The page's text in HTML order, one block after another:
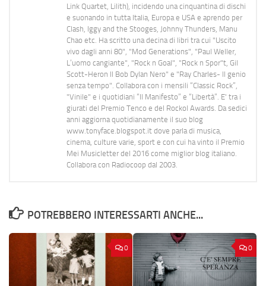
Link Quartet, Lilith), incidendo una cinquantina di dischi
e suonando in tutta Italia, Europa e USA e aprendo per
Clash, Iggy and the Stooges, Johnny Thunders, Manu
Chao etc. Ha scritto una decina di libri tra cui "Uscito
vivo dagli anni 80", "Mod Generations", "Paul Weller,
L’uomo cangiante", "Rock n Goal", "Rock n Spor"t, Gil
Scott-Heron Il Bob Dylan Nero" e "Ray Charles- Il genio
senza tempo". Collabora con i mensili “Classic Rock”,
"Vinile" e i quotidiani “Il Manifesto” e “Libertà”. E' tra i
giurati del Premio Tenco e del Rockol Awards. Da sedici
anni aggiorna quotidianamente il suo blog
www.tonyface.blogspot.it dove parla di musica,
cinema, culture varie, sport e con cui ha vinto il Premio
Mei Musicletter del 2016 come miglior blog italiano.
Collabora con Radiocoop dal 2003.
POTREBBERO INTERESSARTI ANCHE...
0 0